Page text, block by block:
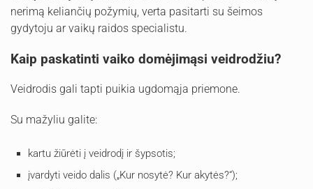
nerimą keliančių požymių, verta pasitarti su šeimos
gydytoju ar vaikų raidos specialistu.
Kaip paskatinti vaiko domėjimąsi veidrodžiu?
Veidrodis gali tapti puikia ugdomąja priemone.
Su mažyliu galite:
kartu žiūrėti į veidrodį ir šypsotis;
įvardyti veido dalis („Kur nosytė? Kur akytės?“);